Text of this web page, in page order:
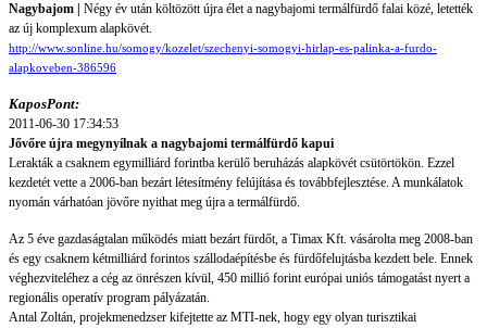
Nagybajom
Négy év után költözött újra élet a nagybajomi termálfürdő falai közé, letették
az új komplexum alapkövét.
http://www.sonline.hu/somogy/kozelet/szechenyi-somogyi-hirlap-es-palinka-a-furdo-
alapkoveben-386596
KaposPont:
2011-06-30 17:34:53
Jővőre újra megynyílnak a nagybajomi termálfürdő kapui
Lerakták a csaknem egymilliárd forintba kerülő beruházás alapkövét csütörtökön. Ezzel
kezdetét vette a 2006-ban bezárt létesítmény felújítása és továbbfejlesztése. A munkálatok
nyomán várhatóan jövőre nyithat meg újra a termálfürdő.
Az 5 éve gazdaságtalan működés miatt bezárt fürdőt, a Timax Kft. vásárolta meg 2008-ban
és egy csaknem kétmilliárd forintos szállodaépítésbe és fürdőfelujtásba kezdett bele. Ennek
véghezviteléhez a cég az önrészen kívül, 450 millió forint európai uniós támogatást nyert a
regionális operatív program pályázatán.
Antal Zoltán, projekmenedzser kifejtette az MTI-nek, hogy egy olyan turisztikai